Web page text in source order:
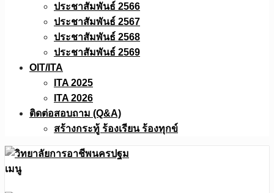
ประชาสัมพันธ์ 2566
ประชาสัมพันธ์ 2567
ประชาสัมพันธ์ 2568
ประชาสัมพันธ์ 2569
OIT/ITA
ITA 2025
ITA 2026
ติดต่อสอบถาม (Q&A)
สร้างกระทู้ ร้องเรียน ร้องทุกข์
เมนู